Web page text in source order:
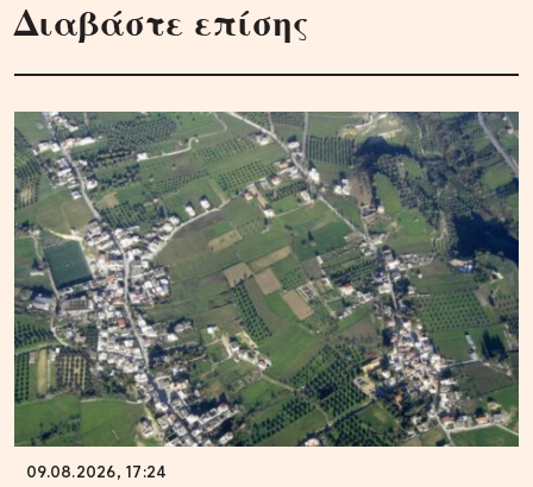
Διαβάστε επίσης
09.08.2026, 17:24